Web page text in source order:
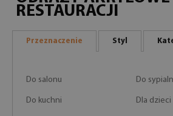
RESTAURACJI
Przeznaczenie Styl
Do salonu Do
Do kuchni Dla dzieci